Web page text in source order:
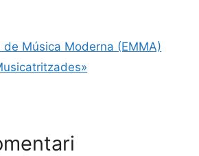
de Música Moderna (EMMA)